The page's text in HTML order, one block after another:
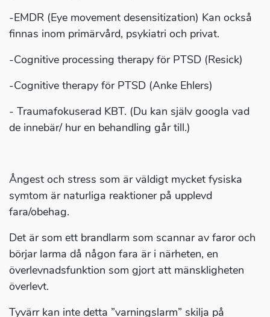
-EMDR (Eye movement desensitization) Kan också
finnas inom primärvård, psykiatri och privat.
-Cognitive processing therapy för PTSD (Resick)
-Cognitive therapy för PTSD (Anke Ehlers)
- Traumafokuserad KBT. (Du kan själv googla vad
de innebär/ hur en behandling går till.)
Ångest och stress som är väldigt mycket fysiska
symtom är naturliga reaktioner på upplevd
fara/obehag.
Det är som ett brandlarm som scannar av faror och
börjar larma då någon fara är i närheten, en
överlevnadsfunktion som gjort att mänskligheten
överlevt.
Tyvärr kan inte detta ”varningslarm” skilja på